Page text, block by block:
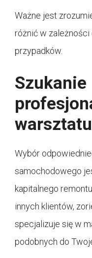
Ważne jest
różnić w
przypadków.
Szukanie
warsztatu
Wybór
samochodowego
kapitalnego
innych klientów,
specjalizuje się w
podobnych do